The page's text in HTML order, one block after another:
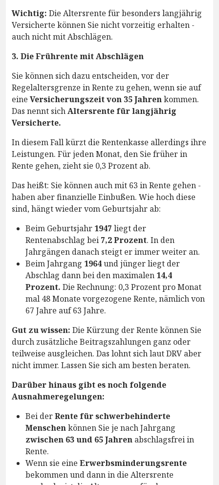
Wichtig: Die Altersrente für besonders langjährig
Versicherte können Sie nicht vorzeitig erhalten -
auch nicht mit Abschlägen.
3. Die Frührente mit Abschlägen
Sie können sich dazu entscheiden, vor der
Regelaltersgrenze in Rente zu gehen, wenn sie auf
eine Versicherungszeit von 35 Jahrenkommen.
Das nennt sichAltersrente für langjährig
Versicherte.
In diesem Fall kürzt die Rentenkasse allerdings ihre
Leistungen. Für jeden Monat, den Sie früher in
Rente gehen, zieht sie 0,3 Prozent ab.
Das heißt: Sie können auch mit 63 in Rente gehen -
haben aber finanzielle Einbußen. Wie hoch diese
sind, hängt wieder vom Geburtsjahr ab:
Beim Geburtsjahr 1947 liegt der
Rentenabschlag bei 7,2 Prozent. In den
Jahrgängen danach steigt er immer weiter an.
Beim Jahrgang 1964und jünger liegt der
Abschlag dann bei den maximalen 14,4
Prozent. Die Rechnung: 0,3 Prozent pro Monat
mal 48 Monate vorgezogene Rente, nämlich von
67 Jahre auf 63 Jahre.
Gut zu wissen: Die Kürzung der Rente können Sie
durch zusätzliche Beitragszahlungen ganz oder
teilweise ausgleichen. Das lohnt sich laut DRV aber
nicht immer. Lassen Sie sich am besten beraten.
Darüber hinaus gibt es noch folgende
Ausnahmeregelungen:
Bei derRente für schwerbehinderte
Menschenkönnen Sie je nach Jahrgang
zwischen 63 und 65 Jahren abschlagsfrei in
Rente.
Wenn sie eine Erwerbsminderungsrente
bekommen und dann in die Altersrente